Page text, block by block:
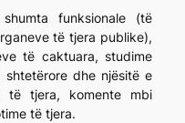
funksionale (të
të tjera publike),
të caktuara, studime
dhe njësitë e
të tjera, komente mbi
të tjera.